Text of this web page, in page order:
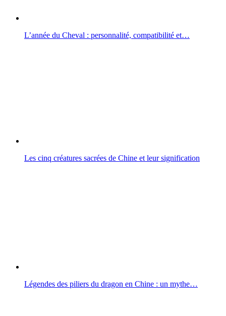
L’année du Cheval : personnalité, compatibilité et…
Les cinq créatures sacrées de Chine et leur signification
Légendes des piliers du dragon en Chine : un mythe…